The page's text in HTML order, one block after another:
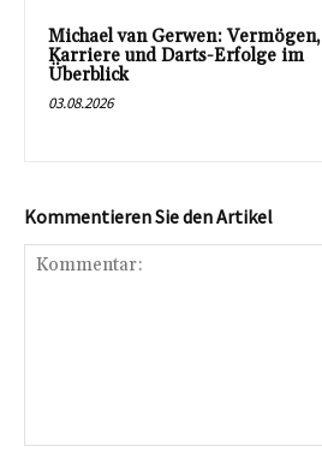
Michael van Gerwen: Vermögen,
Karriere und Darts-Erfolge im
Überblick
03.08.2026
Kommentieren Sie den Artikel